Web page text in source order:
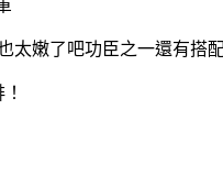
太嫩了吧功臣之一還有搭